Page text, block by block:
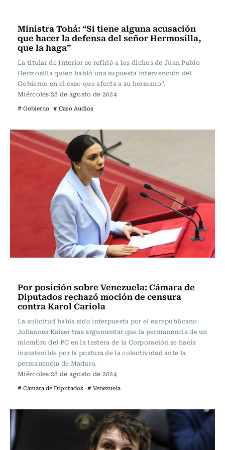
Ministra Tohá: “Si tiene alguna acusación
que hacer la defensa del señor Hermosilla,
que la haga”
La titular de Interior se refirió a los dichos de Juan Pablo
Hermosilla quien habló una supuesta intervención del
Gobierno en el caso que afecta a su hermano”.
Miércoles 28 de agosto de 2024
# Gobierno # Caso Audios
Por posición sobre Venezuela: Cámara de
Diputados rechazó moción de censura
contra Karol Cariola
La solicitud había sido interpuesta por el exrepublicano
Johannes Kaiser tras argumentar que la permanencia de un
miembro del PC en la testera de la Corporación se hacía
insostenible por la postura de la colectividad ante la
permanencia de Maduro.
Miércoles 28 de agosto de 2024
# Cámara de Diputados # Venezuela